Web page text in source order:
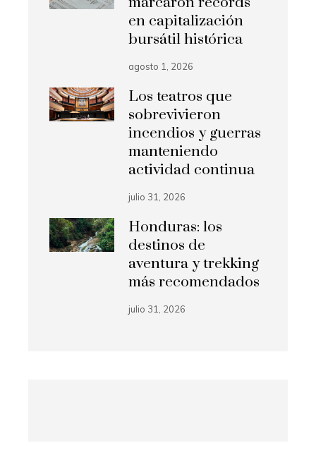
en capitalización
bursátil histórica
agosto 1, 2026
Los teatros que
sobrevivieron
incendios y guerras
manteniendo
actividad continua
julio 31, 2026
Honduras: los
destinos de
aventura y trekking
más recomendados
julio 31, 2026